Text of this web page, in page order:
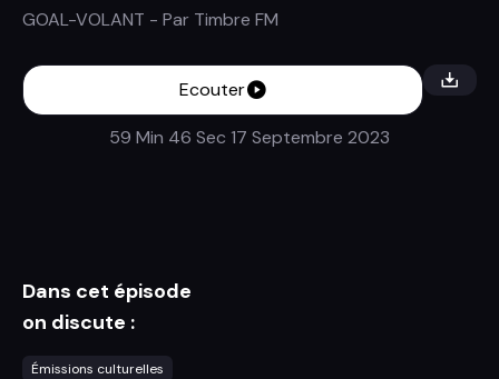
GOAL-VOLANT - Par Timbre FM
Ecouter
59 Min 46 Sec 17 Septembre 2023
Dans cet épisode
on discute :
Émissions culturelles